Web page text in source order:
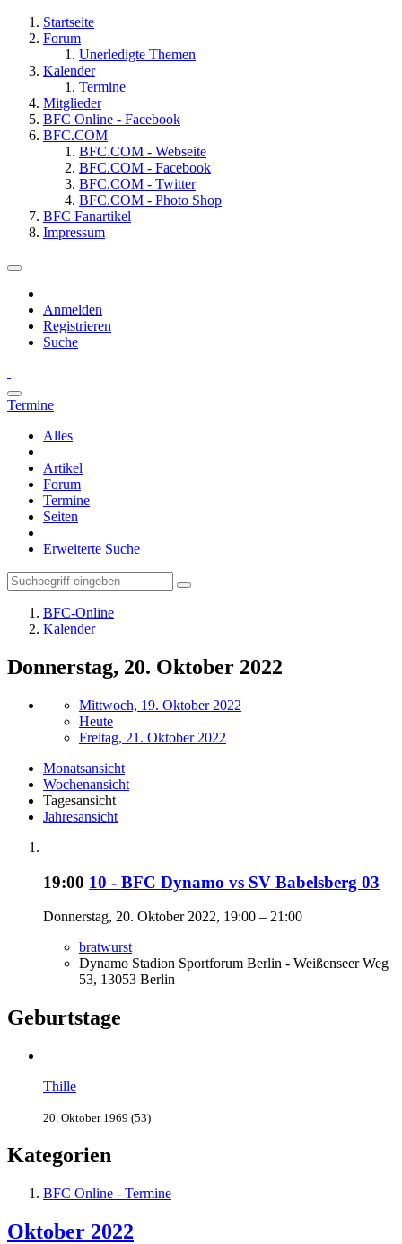
Startseite
Forum
Unerledigte Themen
Kalender
Termine
Mitglieder
BFC Online - Facebook
BFC.COM
BFC.COM - Webseite
BFC.COM - Facebook
BFC.COM - Twitter
BFC.COM - Photo Shop
BFC Fanartikel
Impressum
Anmelden
Registrieren
Suche
Termine
Alles
Artikel
Forum
Termine
Seiten
Erweiterte Suche
BFC-Online
Kalender
Donnerstag, 20. Oktober 2022
Mittwoch, 19. Oktober 2022
Heute
Freitag, 21. Oktober 2022
Monatsansicht
Wochenansicht
Tagesansicht
Jahresansicht
19:00 10 - BFC Dynamo vs SV Babelsberg 03
Donnerstag, 20. Oktober 2022, 19:00 – 21:00
bratwurst
Dynamo Stadion Sportforum Berlin - Weißenseer Weg
53, 13053 Berlin
Geburtstage
Thille
20. Oktober 1969 (53)
Kategorien
BFC Online - Termine
Oktober 2022